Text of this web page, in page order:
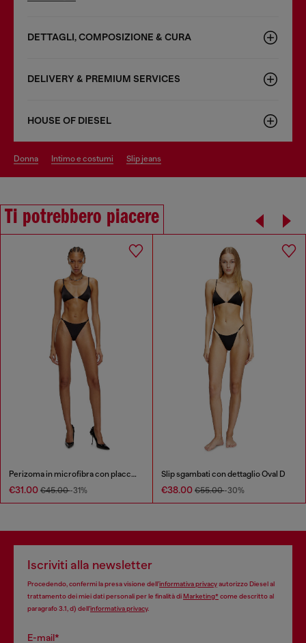
DETTAGLI, COMPOSIZIONE & CURA
DELIVERY & PREMIUM SERVICES
HOUSE OF DIESEL
donna intimo e costumi slip jeans
Ti potrebbero piacere
Perizoma in microfibra con placca Oval D
€31.00 €45.00-31%
Slip sgambati con dettaglio Oval D
€38.00 €55.00-30%
Iscriviti alla newsletter
Procedendo, confermi la presa visione dell’informativa privacyautorizzo Diesel al
trattamento dei miei dati personali per le finalità diMarketing*come descritto al
paragrafo 3.1, d) dell’informativa privacy.
E-mail*